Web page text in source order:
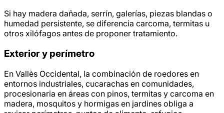
Si hay madera dañada, serrín, galerías, piezas blandas o
humedad persistente, se diferencia carcoma, termitas u
otros xilófagos antes de proponer tratamiento.
Exterior y perímetro
En Vallès Occidental, la combinación de roedores en
entornos industriales, cucarachas en comunidades,
procesionaria en áreas con pinos, termitas y carcoma en
madera, mosquitos y hormigas en jardines obliga a